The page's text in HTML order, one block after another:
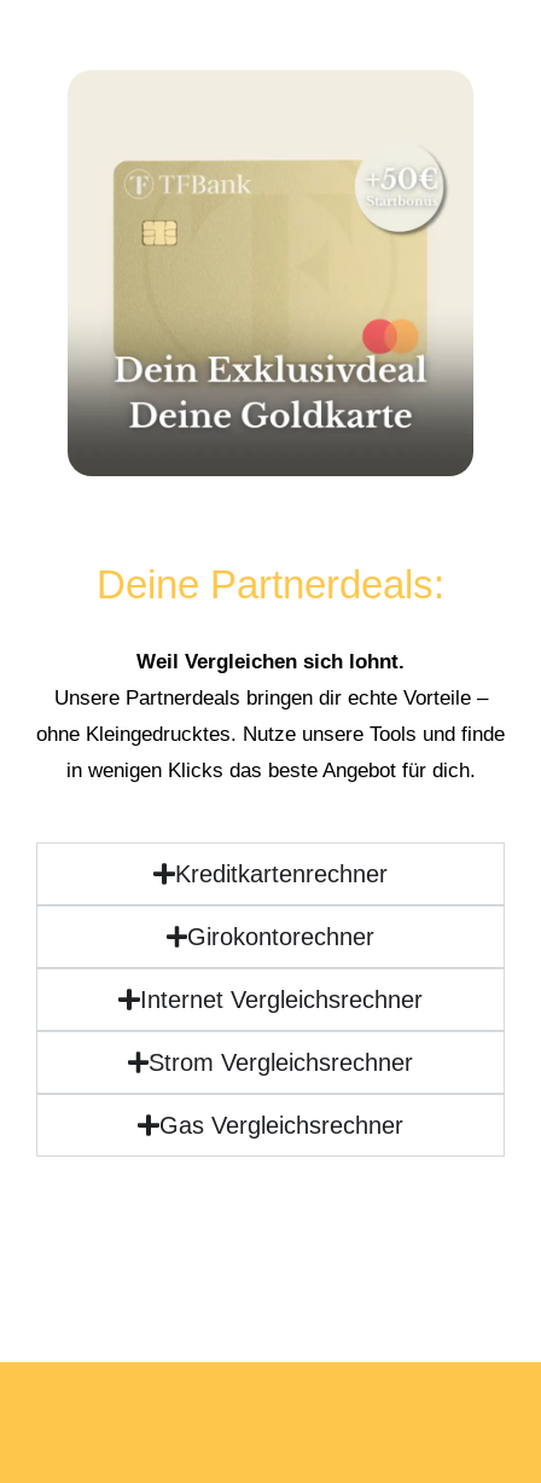
Deine Partnerdeals:
Weil Vergleichen sich lohnt.
Unsere Partnerdeals bringen dir echte Vorteile –
ohne Kleingedrucktes. Nutze unsere Tools und finde
in wenigen Klicks das beste Angebot für dich.
Kreditkartenrechner
Girokontorechner
Internet Vergleichsrechner
Strom Vergleichsrechner
Gas Vergleichsrechner